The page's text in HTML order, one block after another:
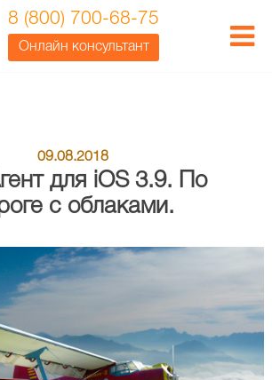
iOS 3.9. По дороге с облаками.
8 (800) 700-68-75
Онлайн консультант
09.08.2018
для iOS 3.9. По
с облаками.